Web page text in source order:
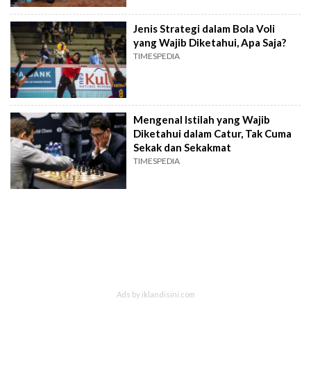
Jenis Strategi dalam Bola Voli
yang Wajib Diketahui, Apa Saja?
TIMESPEDIA
Mengenal Istilah yang Wajib
Diketahui dalam Catur, Tak Cuma
Sekak dan Sekakmat
TIMESPEDIA